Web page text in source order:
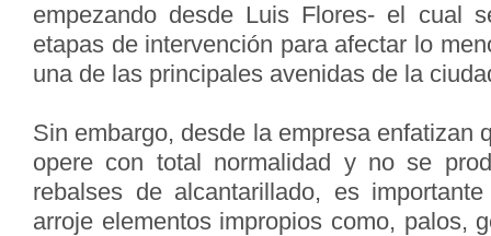
empezando desde Luis Flores- el cual
etapas de intervención para afectar lo
una de las principales avenidas de la
Sin embargo, desde la empresa enfatizan
opere con total normalidad y no se
rebalses de alcantarillado, es
arroje elementos impropios como, palos,